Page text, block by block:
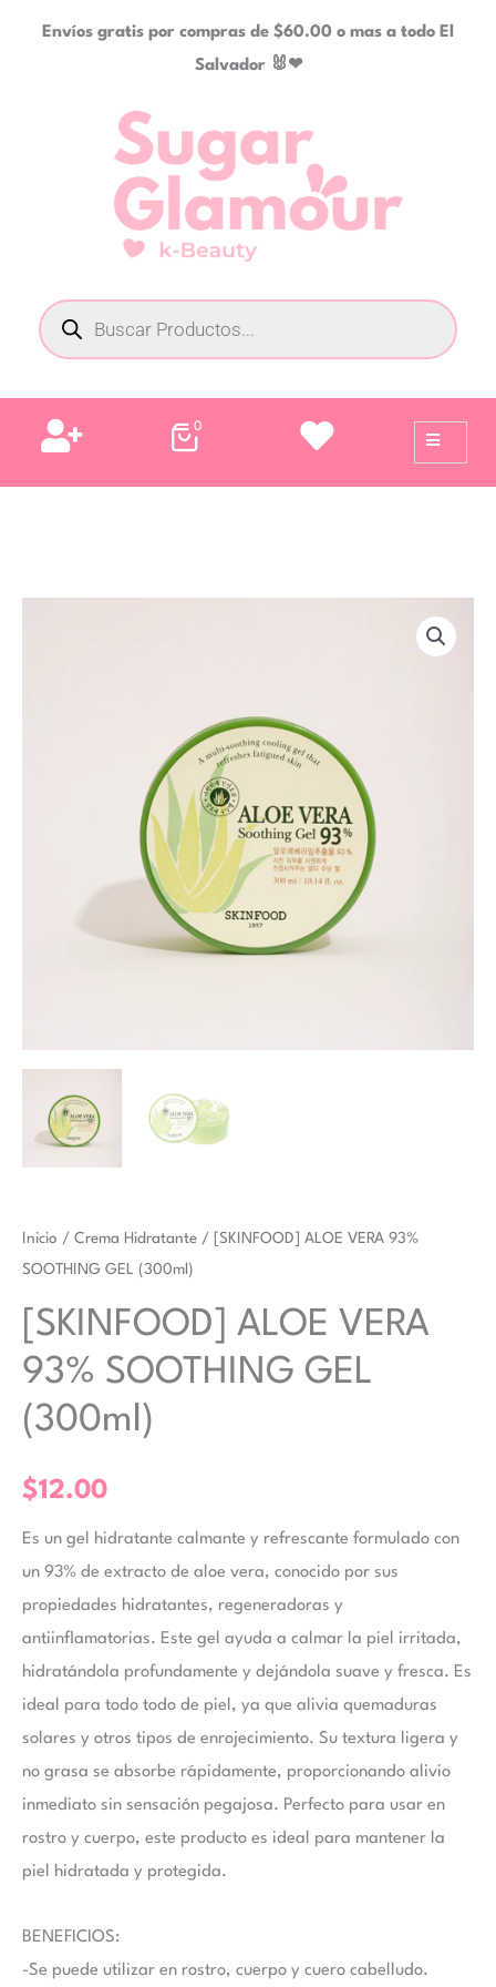
Envíos gratis por compras de $60.00 o mas a todo El
Salvador 🐰❤
de
productos
0
Inicio / Crema Hidratante / [SKINFOOD] ALOE VERA 93%
SOOTHING GEL (300ml)
[SKINFOOD] ALOE VERA
93% SOOTHING GEL
(300ml)
$12.00
Es un gel hidratante calmante y refrescante formulado con
un 93% de extracto de aloe vera, conocido por sus
propiedades hidratantes, regeneradoras y
antiinflamatorias. Este gel ayuda a calmar la piel irritada,
hidratándola profundamente y dejándola suave y fresca. Es
ideal para todo todo de piel, ya que alivia quemaduras
solares y otros tipos de enrojecimiento. Su textura ligera y
no grasa se absorbe rápidamente, proporcionando alivio
inmediato sin sensación pegajosa. Perfecto para usar en
rostro y cuerpo, este producto es ideal para mantener la
piel hidratada y protegida.
BENEFICIOS:
-Se puede utilizar en rostro, cuerpo y cuero cabelludo.